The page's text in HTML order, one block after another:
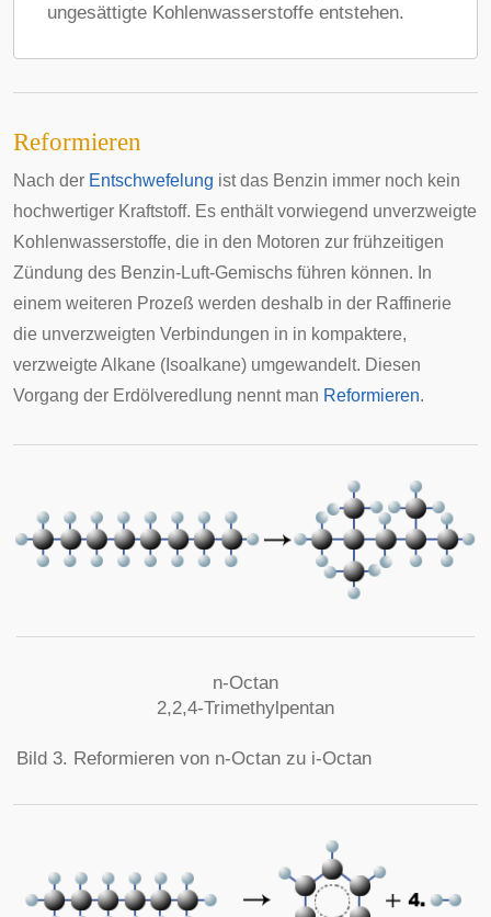
ungesättigte Kohlenwasserstoffe entstehen.
Reformieren
Nach der Entschwefelung ist das Benzin immer noch kein
hochwertiger Kraftstoff. Es enthält vorwiegend unverzweigte
Kohlenwasserstoffe, die in den Motoren zur frühzeitigen
Zündung des Benzin-Luft-Gemischs führen können. In
einem weiteren Prozeß werden deshalb in der Raffinerie
die unverzweigten Verbindungen in in kompaktere,
verzweigte Alkane (Isoalkane) umgewandelt. Diesen
Vorgang der Erdölveredlung nennt man Reformieren.
n-Octan
2,2,4-Trimethylpentan
Bild 3. Reformieren von n-Octan zu i-Octan